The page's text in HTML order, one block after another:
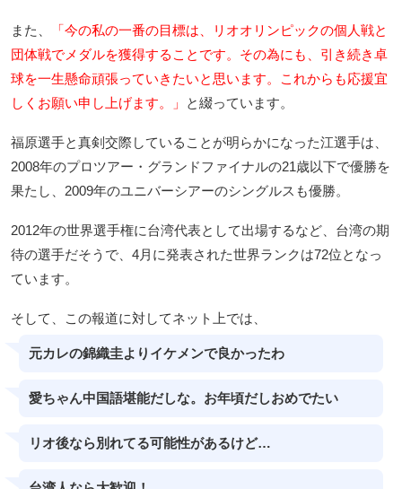
また、
「今の私の一番の目標は、リオオリンピックの個人戦と
団体戦でメダルを獲得することです。その為にも、引き続き卓
球を一生懸命頑張っていきたいと思います。これからも応援宜
しくお願い申し上げます。」
と綴っています。
福原選手と真剣交際していることが明らかになった江選手は、
2008年のプロツアー・グランドファイナルの21歳以下で優勝を
果たし、2009年のユニバーシアーのシングルスも優勝。
2012年の世界選手権に台湾代表として出場するなど、台湾の期
待の選手だそうで、4月に発表された世界ランクは72位となっ
ています。
そして、この報道に対してネット上では、
元カレの錦織圭よりイケメンで良かったわ
愛ちゃん中国語堪能だしな。お年頃だしおめでたい
リオ後なら別れてる可能性があるけど…